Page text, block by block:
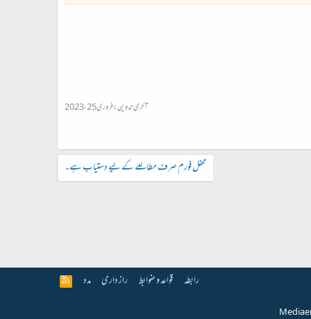
آخری تدوین:فروری 25، 2023
محفل فورم صرف مطالعے کے لیے دستیاب ہے۔
رابطہ قواعد و ضوابط راز داری مدد
R
S
Media